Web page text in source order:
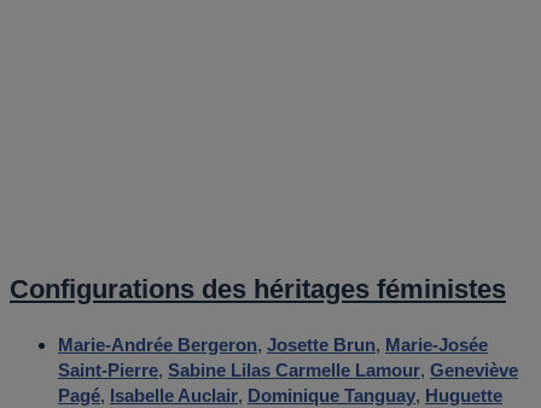
Configurations des héritages féministes
Marie-Andrée Bergeron, Josette Brun, Marie-Josée
Saint-Pierre, Sabine Lilas Carmelle Lamour, Geneviève
Pagé, Isabelle Auclair, Dominique Tanguay, Huguette